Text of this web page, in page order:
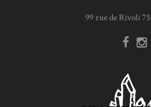
99 rue de Rivoli